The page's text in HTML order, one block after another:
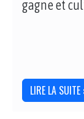
gagne et
LIRE LA SUITE